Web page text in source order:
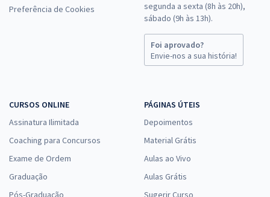
Preferência de Cookies
segunda a sexta (8h às 20h),
sábado (9h às 13h).
Foi aprovado?
Envie-nos a sua história!
CURSOS ONLINE
Assinatura Ilimitada
Coaching para Concursos
Exame de Ordem
Graduação
Pós-Graduação
PÁGINAS ÚTEIS
Depoimentos
Material Grátis
Aulas ao Vivo
Aulas Grátis
Sugerir Curso